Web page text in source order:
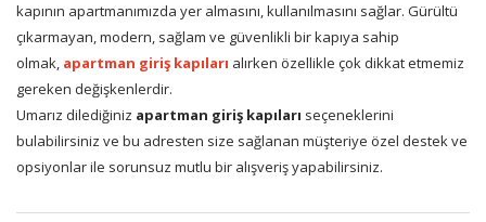
kapının apartmanımızda yer almasını, kullanılmasını sağlar. Gürültü
çıkarmayan, modern, sağlam ve güvenlikli bir kapıya sahip
olmak, apartman giriş kapıları alırken özellikle çok dikkat etmemiz
gereken değişkenlerdir.
Umarız dilediğiniz apartman giriş kapıları seçeneklerini
bulabilirsiniz ve bu adresten size sağlanan müşteriye özel destek ve
opsiyonlar ile sorunsuz mutlu bir alışveriş yapabilirsiniz.